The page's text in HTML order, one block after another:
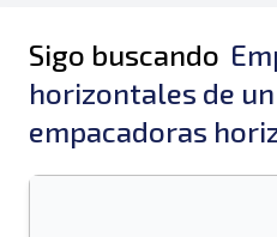
Sigo buscando
horizontales de
empacadoras